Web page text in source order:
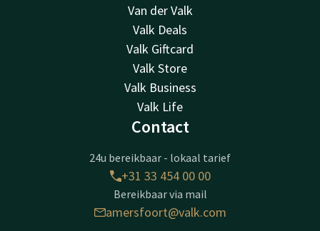
Van der Valk
Valk Deals
Valk Giftcard
Valk Store
Valk Business
Valk Life
Contact
24u bereikbaar - lokaal tarief
+31 33 454 00 00
Bereikbaar via mail
amersfoort@valk.com